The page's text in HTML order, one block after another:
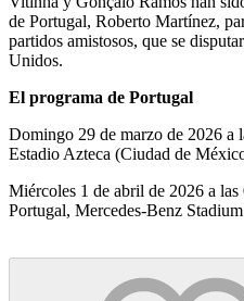
de Portugal, Roberto Martínez,
partidos amistosos, que se
Unidos.
El programa de Portugal
Domingo 29 de marzo de 2026 a
Estadio Azteca (Ciudad de
Miércoles 1 de abril de 2026 a
Portugal, Mercedes-Benz